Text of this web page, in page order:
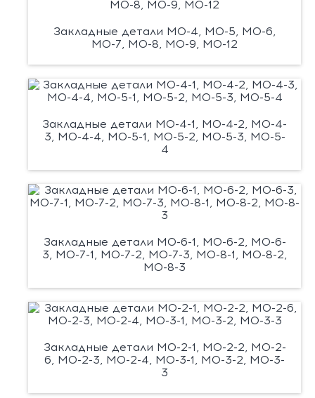
Закладные детали М0-4, М0-5, М0-6,
М0-7, М0-8, М0-9, М0-12
Закладные детали М0-4-1, М0-4-2, М0-4-
3, М0-4-4, М0-5-1, М0-5-2, М0-5-3, М0-5-
4
Закладные детали М0-6-1, М0-6-2, М0-6-
3, М0-7-1, М0-7-2, М0-7-3, М0-8-1, М0-8-2,
М0-8-3
Закладные детали М0-2-1, М0-2-2, М0-2-
6, М0-2-3, М0-2-4, М0-3-1, М0-3-2, М0-3-
3